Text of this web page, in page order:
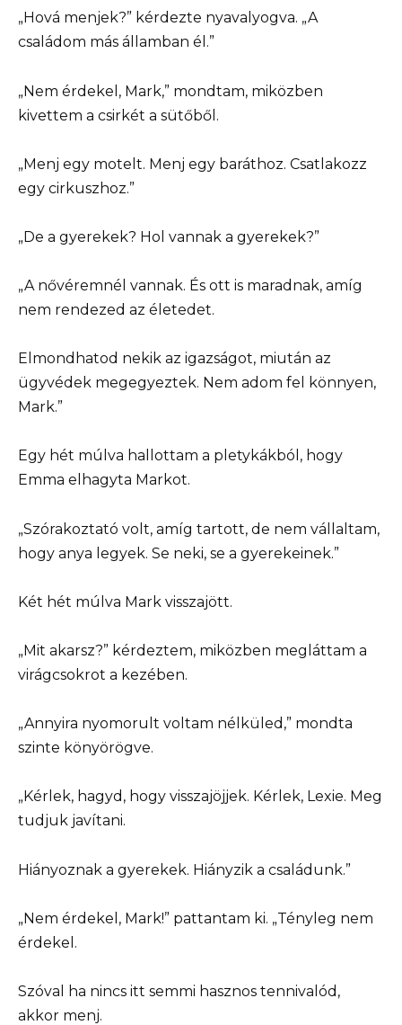
„Hová menjek?” kérdezte nyavalyogva. „A
családom más államban él.”
„Nem érdekel, Mark,” mondtam, miközben
kivettem a csirkét a sütőből.
„Menj egy motelt. Menj egy baráthoz. Csatlakozz
egy cirkuszhoz.”
„De a gyerekek? Hol vannak a gyerekek?”
„A nővéremnél vannak. És ott is maradnak, amíg
nem rendezed az életedet.
Elmondhatod nekik az igazságot, miután az
ügyvédek megegyeztek. Nem adom fel könnyen,
Mark.”
Egy hét múlva hallottam a pletykákból, hogy
Emma elhagyta Markot.
„Szórakoztató volt, amíg tartott, de nem vállaltam,
hogy anya legyek. Se neki, se a gyerekeinek.”
Két hét múlva Mark visszajött.
„Mit akarsz?” kérdeztem, miközben megláttam a
virágcsokrot a kezében.
„Annyira nyomorult voltam nélküled,” mondta
szinte könyörögve.
„Kérlek, hagyd, hogy visszajöjjek. Kérlek, Lexie. Meg
tudjuk javítani.
Hiányoznak a gyerekek. Hiányzik a családunk.”
„Nem érdekel, Mark!” pattantam ki. „Tényleg nem
érdekel.
Szóval ha nincs itt semmi hasznos tennivalód,
akkor menj.